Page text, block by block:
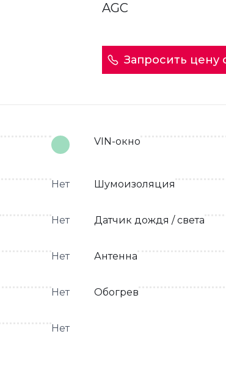
AGC
Запросить цену
VIN-окно
Нет Шумоизоляция
Нет Датчик дождя / света
Нет Антенна
Нет Обогрев
Нет